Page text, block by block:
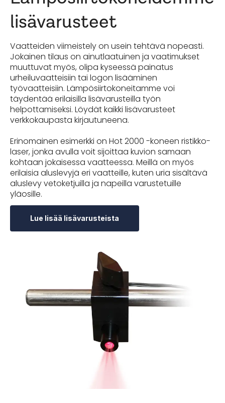
lisävarusteet
Vaatteiden viimeistely on usein tehtävä nopeasti.
Jokainen tilaus on ainutlaatuinen ja vaatimukset
muuttuvat myös, olipa kyseessä painatus
urheiluvaatteisiin tai logon lisääminen
työvaatteisiin. Lämpösiirtokoneitamme voi
täydentää erilaisilla lisävarusteilla työn
helpottamiseksi. Löydät kaikki lisävarusteet
verkkokaupasta kirjautuneena.
Erinomainen esimerkki on Hot 2000 -koneen ristikko-
laser, jonka avulla voit sijoittaa kuvion samaan
kohtaan jokaisessa vaatteessa. Meillä on myös
erilaisia aluslevyjä eri vaatteille, kuten uria sisältävä
aluslevy vetoketjuilla ja napeilla varustetuille
yläosille.
Lue lisää lisävarusteista